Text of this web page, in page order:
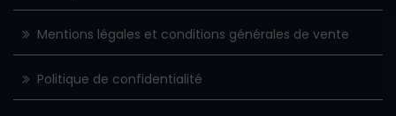
Mentions légales et conditions générales de vente
Politique de confidentialité